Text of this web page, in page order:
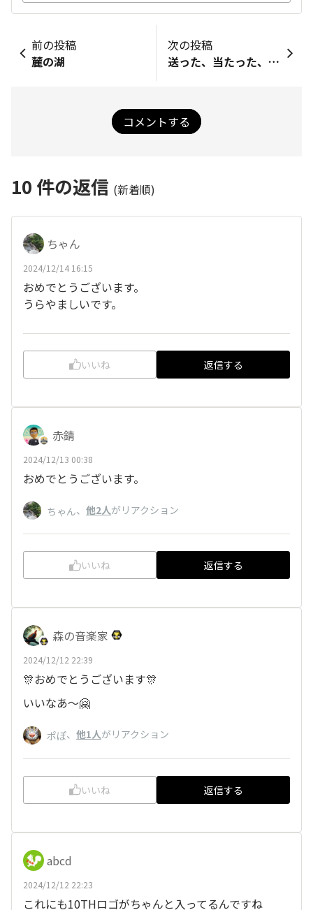
前の投稿
麓の湖
次の投稿
送った、当たった、届いた！
コメントする
10 件の返信 (新着順)
ちゃん
2024/12/14 16:15
おめでとうございます。
うらやましいです。
いいね 返信する
赤錆
2024/12/13 00:38
おめでとうございます。
ちゃん、 他2人がリアクション
いいね 返信する
森の音楽家
2024/12/12 22:39
🎊おめでとうございます🎊
いいなあ～🤗
ポぽ、 他1人がリアクション
いいね 返信する
abcd
2024/12/12 22:23
これにも10THロゴがちゃんと入ってるんですね